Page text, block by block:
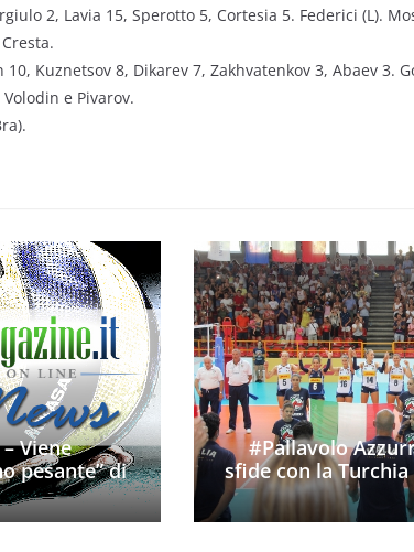
2, Lavia 15, Sperotto 5, Cortesia 5. Federici (L).
10, Kuznetsov 8, Dikarev 7, Zakhvatenkov 3, Abaev 3.
e Pivarov.
Viene
pesante” di
#Pallavolo
sfide con la